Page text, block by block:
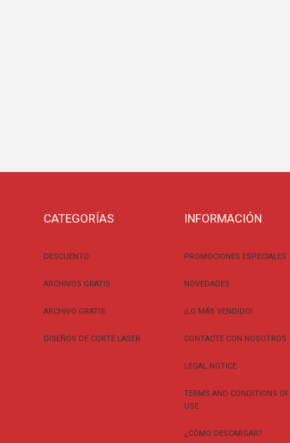
CATEGORÍAS
DESCUENTO
ARCHIVOS GRATIS
ARCHIVO GRATIS
DISEÑOS DE CORTE LASER
INFORMACIÓN
PROMOCIONES ESPECIALES
NOVEDADES
¡LO MÁS VENDIDO!
CONTACTE CON NOSOTROS
LEGAL NOTICE
TERMS AND CONDITIONS OF
USE
¿CÓMO DESCARGAR?